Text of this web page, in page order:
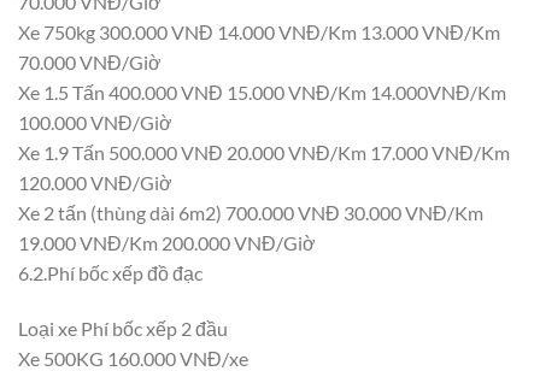
Xe 750kg 300.000 VNĐ 14.000 VNĐ/Km 13.000 VNĐ/Km
70.000 VNĐ/Giờ
Xe 1.5 Tấn 400.000 VNĐ 15.000 VNĐ/Km 14.000VNĐ/Km
100.000 VNĐ/Giờ
Xe 1.9 Tấn 500.000 VNĐ 20.000 VNĐ/Km 17.000 VNĐ/Km
120.000 VNĐ/Giờ
Xe 2 tấn (thùng dài 6m2) 700.000 VNĐ 30.000 VNĐ/Km
19.000 VNĐ/Km 200.000 VNĐ/Giờ
6.2.Phí bốc xếp đồ đạc
Loại xe Phí bốc xếp 2 đầu
Xe 500KG 160.000 VNĐ/xe